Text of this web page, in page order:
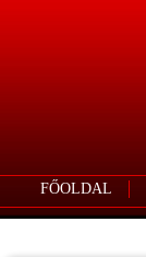
FŐOLDAL